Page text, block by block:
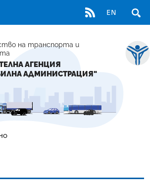
RSS EN
на транспорта и
АГЕНЦИЯ
АДМИНИСТРАЦИЯ"